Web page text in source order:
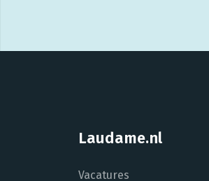
Laudame.nl
Vacatures